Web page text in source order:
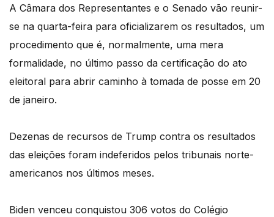
A Câmara dos Representantes e o Senado vão reunir-
se na quarta-feira para oficializarem os resultados, um
procedimento que é, normalmente, uma mera
formalidade, no último passo da certificação do ato
eleitoral para abrir caminho à tomada de posse em 20
de janeiro.
Dezenas de recursos de Trump contra os resultados
das eleições foram indeferidos pelos tribunais norte-
americanos nos últimos meses.
Biden venceu conquistou 306 votos do Colégio